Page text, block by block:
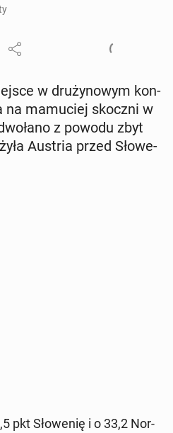
w dru­ży­no­wym kon­
na ma­mu­ciej skoczni w
z powodu zbyt
Austria przed Sło­we­
pkt Sło­we­nię i o 33,2 Nor­